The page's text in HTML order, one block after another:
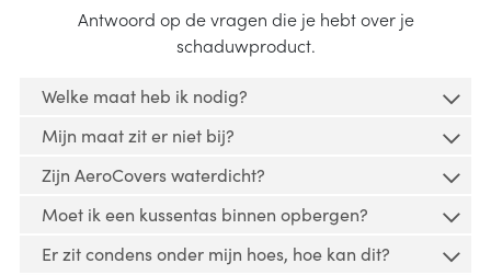
Antwoord op de vragen die je hebt over je
schaduwproduct.
Welke maat heb ik nodig?
Lees hierhoe je jouw tuinmeubel kunt opmeten en
een geschikte tuinmeubelhoes kunt vinden.
Mijn maat zit er niet bij?
Veel hoezen kunnen voor meerdere doeleinden
gebruikt worden. Rechthoekige tuinmeubelhoezen
kunnen ook voor kleinere lounge sets worden
gebruikt. Ze zouden zelfs geschikt kunnen zijn voor
Zijn AeroCovers waterdicht?
AeroCover beschermhoezen zijn waterbestendig.
Geen enkele tuinmeubelhoes is echter waterdicht,
Moet ik een kussentas binnen opbergen?
Een kussentas is voor binnen gebruik bedoeld
Er zit condens onder mijn hoes, hoe kan dit?